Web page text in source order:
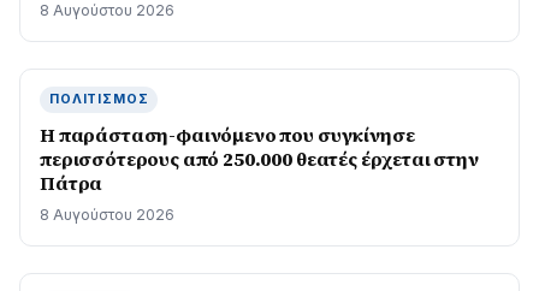
8 Αυγούστου 2026
ΠΟΛΙΤΙΣΜΌΣ
Η παράσταση-φαινόμενο που συγκίνησε
περισσότερους από 250.000 θεατές έρχεται στην
Πάτρα
8 Αυγούστου 2026